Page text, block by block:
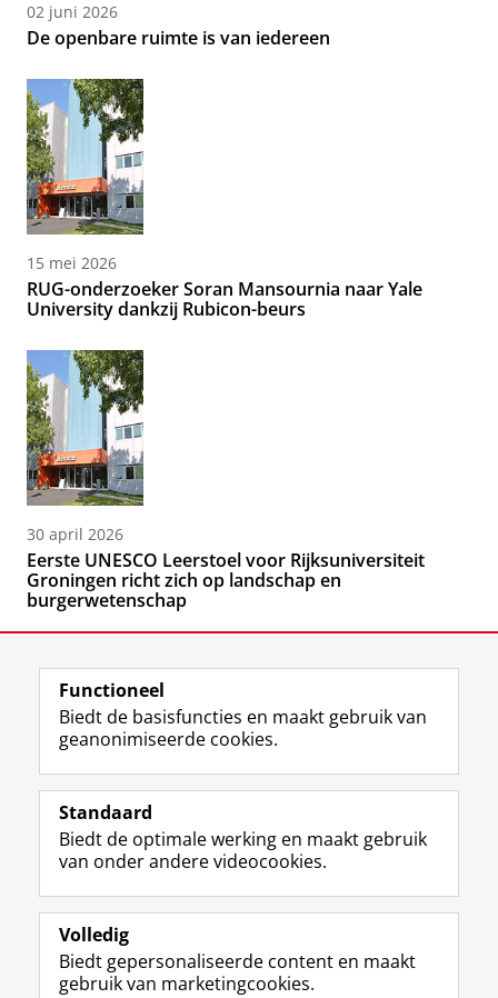
02 juni 2026
De openbare ruimte is van iedereen
15 mei 2026
RUG-onderzoeker Soran Mansournia naar Yale
University dankzij Rubicon-beurs
30 april 2026
Eerste UNESCO Leerstoel voor Rijksuniversiteit
Groningen richt zich op landschap en
burgerwetenschap
Volg de RUG
F
a
e
b
o
p
a
L
i
k
e
I
-
p
R
S
-
f
e
R
I
n
t
r
m
Y
o
T
e
k
Studiekiezers
Alumni
Over ons
Functioneel
Biedt de basisfuncties en maakt gebruik van
geanonimiseerde cookies.
Standaard
Biedt de optimale werking en maakt gebruik
van onder andere videocookies.
Volledig
Biedt gepersonaliseerde content en maakt
gebruik van marketingcookies.